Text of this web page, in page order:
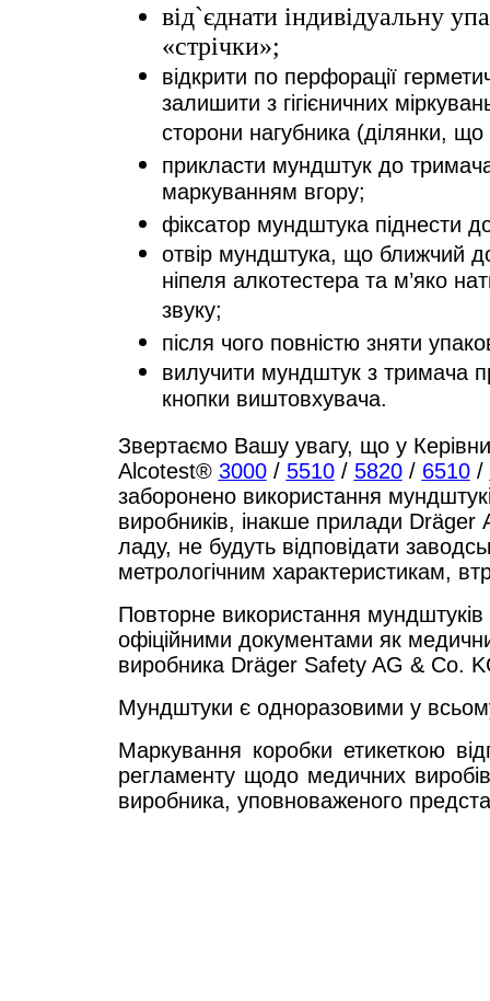
від`єднати індивідуальну
«стрічки»;
відкрити по перфорації
залишити з гігієничних
сторони нагубника (ділянки,
прикласти мундштук до
маркуванням вгору;
фіксатор мундштука піднести
отвір мундштука, що ближчий
ніпеля алкотестера та м’яко
звуку;
після чого повністю зняти
вилучити мундштук з тримача
кнопки виштовхувача.
Звертаємо Вашу увагу, що у
Alcotest® 3000/ 5510/ 5820/ 6510/
заборонено використання
виробників, інакше прилади Dräger
ладу, не будуть відповідати
метрологічним характеристикам,
Повторне використання
офіційними документами як
виробника Dräger Safety AG & Co.
Мундштуки є одноразовими у всьому
Маркування коробки етикеткою
регламенту щодо медичних
виробника, уповноваженого